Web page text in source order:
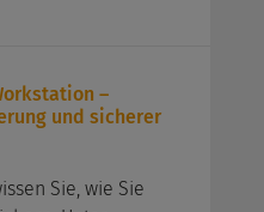
–
und sicherer
Sie, wie Sie